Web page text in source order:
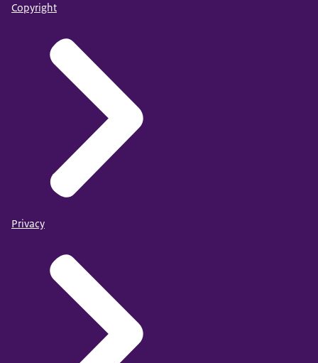
Copyright
Privacy